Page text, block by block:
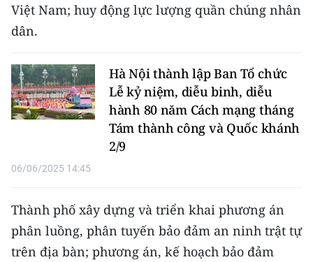
Media Giáo dục
Media Khoa học - Công nghệ
Media Môi trường
Infographic
TIN MỚI
TIN ĐỊA PHƯƠNG
Việt Nam; huy động lực lượng quần chúng nhân
dân.
Hà Nội thành lập Ban Tổ chức
Lễ kỷ niệm, diễu binh, diễu
hành 80 năm Cách mạng tháng
Tám thành công và Quốc khánh
2/9
06/06/2025 14:45
Thành phố xây dựng và triển khai phương án
phân luồng, phân tuyến bảo đảm an ninh trật tự
trên địa bàn; phương án, kế hoạch bảo đảm